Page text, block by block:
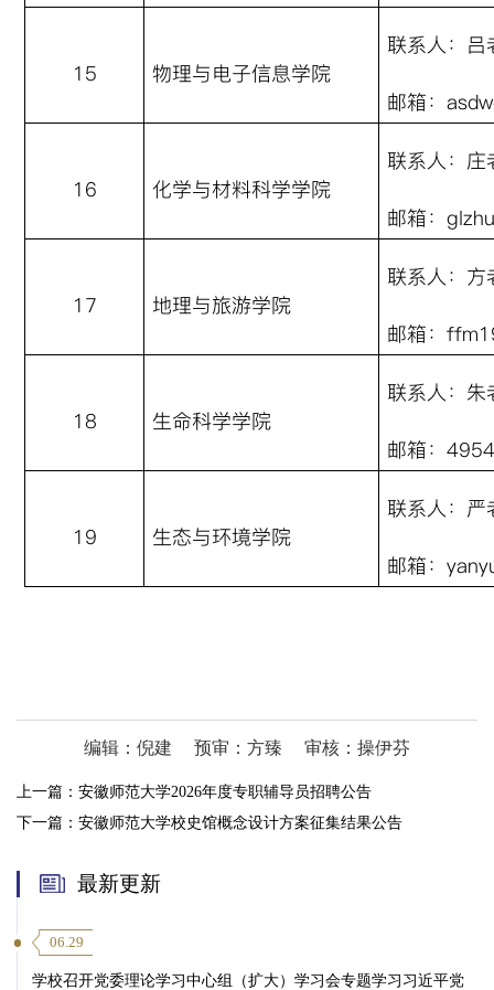
15 物理与电子信息学院
联系人：吕
邮箱：
16 化学与材料科学学院
联系人：庄
邮箱：
17 地理与旅游学院
联系人：方
邮箱：
18 生命科学学院
联系人：朱
邮箱：
19 生态与环境学院
联系人： 严
邮箱：
编辑：倪建 预审：方臻 审核：操伊芬
上一篇： 安徽师范大学2026年度专职辅导员招聘公告
下一篇： 安徽师范大学校史馆概念设计方案征集结果公告
最新更新
06.29
学校召开党委理论学习中心组（扩大）学习会专题学习习近平党